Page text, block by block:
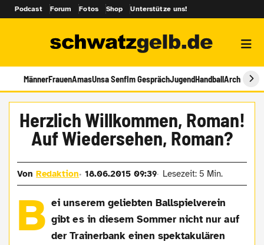
Podcast Forum Fotos Shop Unterstütze uns!
MännerFrauenAmasUnsa SenfIm GesprächJugendHandballArchiv
Herzlich Willkommen, Roman!
Auf Wiedersehen, Roman?
VonRedaktion 18.06.2015 09:39 Lesezeit: 5 Min.
B ei unserem geliebten Ballspielverein
gibt es in diesem Sommer nicht nur auf
der Trainerbank einen spektakulären